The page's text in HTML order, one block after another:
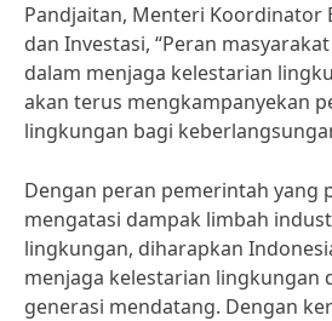
Pandjaitan, Menteri Koordinator
dan Investasi, “Peran
dalam menjaga kelestarian
akan terus mengkampanyekan
lingkungan bagi
Dengan peran pemerintah yang
mengatasi dampak limbah
lingkungan, diharapkan
menjaga kelestarian lingkungan
generasi mendatang. Dengan